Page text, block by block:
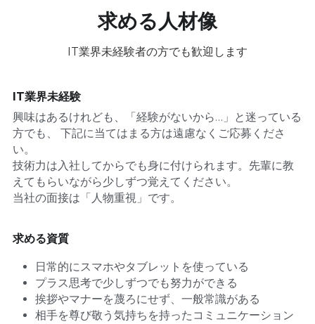
求める人材像
IT業界未経験者の方でも歓迎します
IT業界未経験
興味はあるけれども、「経験がないから…」と迷っている
方でも、 下記に当てはまる方は遠慮なくご応募くださ
い。
技術力は入社してからでも身に付けられます。先輩に教
えてもらいながら少しずつ覚えてください。
当社の面接は「人物重視」です。
求める資質
日常的にスマホやタブレットを使っている
プラス思考で少しずつでも努力ができる
挨拶やマナーを蔑ろにせず、一般常識がある
相手を尊び敬う気持ちを持ったコミュニケーション